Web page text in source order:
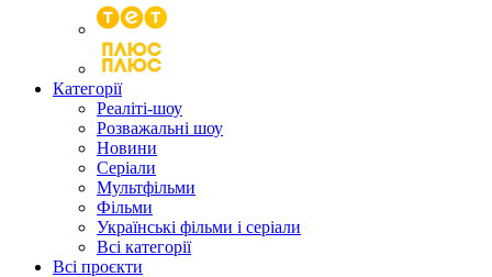
Категорії
Реаліті-шоу
Розважальні шоу
Новини
Серіали
Мультфільми
Фільми
Українські фільми і серіали
Всі категорії
Всі проєкти